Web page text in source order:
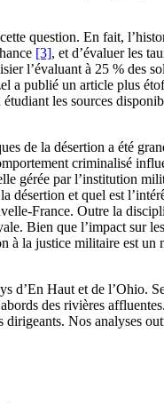
question. En fait,
[3], et d’évaluer les
l’évaluant à 25 % des
a publié un article plus
étudiant les sources
de la désertion a été
criminalisé
gérée par l’institution
et quel est
France. Outre la
Bien que l’impact sur
la justice militaire est un
d’En Haut et de l’Ohio.
des rivières
Nos analyses